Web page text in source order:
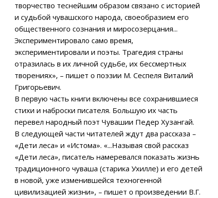
творчество теснейшим образом связано с историей
и судьбой чувашского народа, своеобразием его
общественного сознания и миросозерцания...
Экспериментировало само время,
экспериментировали и поэты. Трагедия страны
отразилась в их личной судьбе, их бессмертных
творениях», – пишет о поэзии М. Сеспеля Виталий
Григорьевич.
В первую часть книги включены все сохранившиеся
стихи и наброски писателя. Большую их часть
перевел народный поэт Чувашии Педер Хузангай.
В следующей части читателей ждут два рассказа –
«Дети леса» и «Истома». «...Называя свой рассказ
«Дети леса», писатель намеревался показать жизнь
традиционного чуваша (старика Ухилле) и его детей
в новой, уже изменившейся техногенной
цивилизацией жизни», – пишет о произведении В.Г.